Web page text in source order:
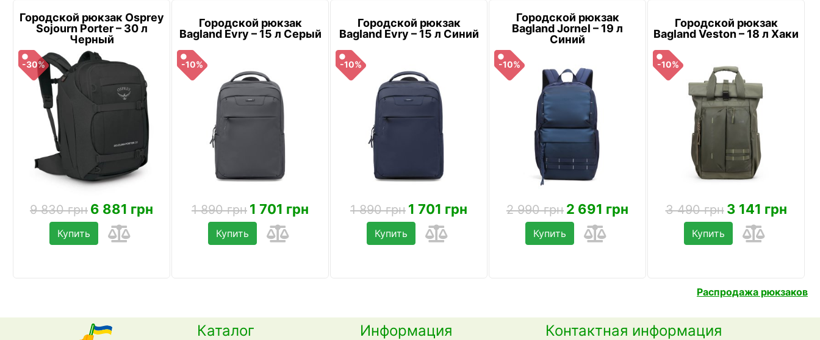
Городской рюкзак Osprey
Sojourn Porter – 30 л
Черный
-30%
9 830 грн 6 881 грн
Купить
Городской рюкзак
Bagland Evry – 15 л Серый
-10%
1 890 грн 1 701 грн
Купить
Городской рюкзак
Bagland Evry – 15 л Синий
-10%
1 890 грн 1 701 грн
Купить
Городской рюкзак
Bagland Jornel – 19 л
Синий
-10%
2 990 грн 2 691 грн
Купить
Городской рюкзак
Bagland Veston – 18 л Хаки
-10%
3 490 грн 3 141 грн
Купить
Распродажа рюкзаков
Каталог Информация Контактная информация